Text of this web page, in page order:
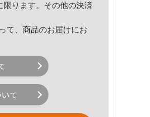
ります。その他の決済
て、商品のお届けにお
て